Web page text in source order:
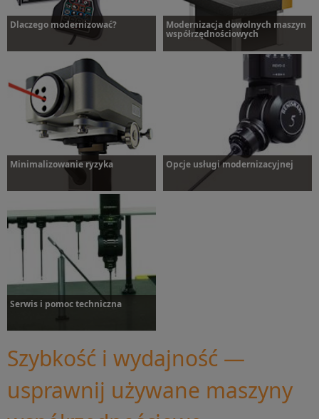
Dlaczego modernizować?
Dlaczego modernizować?
Modernizacja dowolnych maszyn
współrzędnościowych
Minimalizowanie ryzyka
Minimalizowanie ryzyka
Opcje usługi modernizacyjnej
Serwis i pomoc techniczna
Więcej informacji
Szybkość i wydajność —
usprawnij używane maszyny